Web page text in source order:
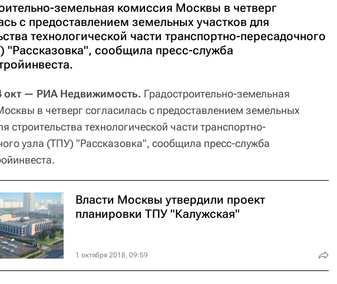
земельная комиссия Москвы в четверг
с предоставлением земельных участков для
технологической части транспортно-пересадочного
"Рассказовка", сообщила пресс-служба
— РИА Недвижимость. Градостроительно-земельная
в четверг согласилась с предоставлением земельных
строительства технологической части транспортно-
узла (ТПУ) "Рассказовка", сообщила пресс-служба
Власти Москвы утвердили проект
планировки ТПУ "Калужская"
1 октября 2018, 09:59